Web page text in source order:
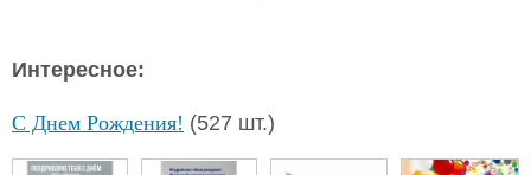
Интересное:
С Днем Рождения! (527 шт.)